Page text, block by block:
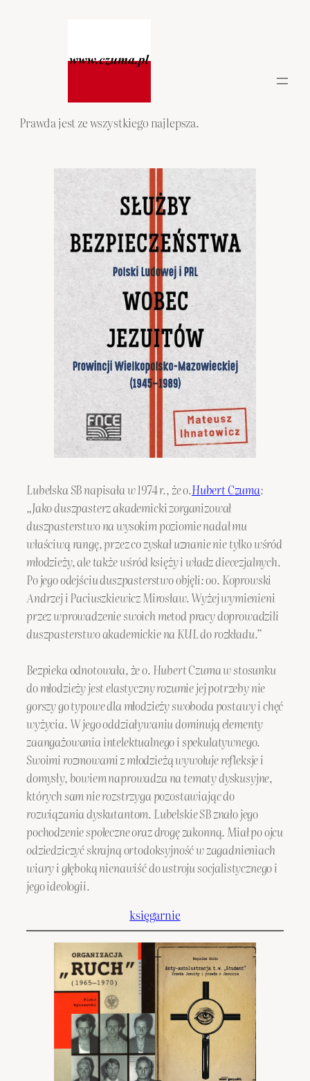
Prawda jest ze wszystkiego najlepsza.
Lubelska SB napisała w 1974 r., że o.Hubert Czuma:
„Jako duszpasterz akademicki zorganizował
duszpasterstwo na wysokim poziomie nadał mu
właściwą rangę, przez co zyskał uznanie nie tylko wśród
młodzieży, ale także wśród księży i władz diecezjalnych.
Po jego odejściu duszpasterstwo objęli: oo. Koprowski
Andrzej i Paciuszkiewicz Mirosław. Wyżej wymienieni
przez wprowadzenie swoich metod pracy doprowadzili
duszpasterstwo akademickie na KUL do rozkładu.”
Bezpieka odnotowała, że o. Hubert Czuma w stosunku
do młodzieży jest elastyczny rozumie jej potrzeby nie
gorszy go typowe dla młodzieży swoboda postawy i chęć
wyżycia. W jego oddziaływaniu dominują elementy
zaangażowania intelektualnego i spekulatywnego.
Swoimi rozmowami z młodzieżą wywołuje refleksje i
domysły, bowiem naprowadza na tematy dyskusyjne,
których sam nie rozstrzyga pozostawiając do
rozwiązania dyskutantom. Lubelskie SB znało jego
pochodzenie społeczne oraz drogę zakonną. Miał po ojcu
odziedziczyć skrajną ortodoksyjność w zagadnieniach
wiary i głęboką nienawiść do ustroju socjalistycznego i
jego ideologii.
księgarnie